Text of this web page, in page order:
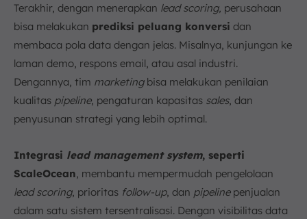
Terakhir, dengan menerapkan lead scoring, perusahaan
bisa melakukan prediksi peluang konversi dan
membaca pola data dengan jelas. Misalnya, kunjungan ke
laman demo, respons email, atau asal industri.
Dengannya, tim marketingbisa melakukan penilaian
kualitas pipeline, pengaturan kapasitas sales, dan
penyusunan strategi yang lebih optimal.
Integrasi lead management system, seperti
ScaleOcean , membantu mempermudah pengelolaan
lead scoring, prioritas follow-up, dan pipelinepenjualan
dalam satu sistem tersentralisasi. Dengan visibilitas data